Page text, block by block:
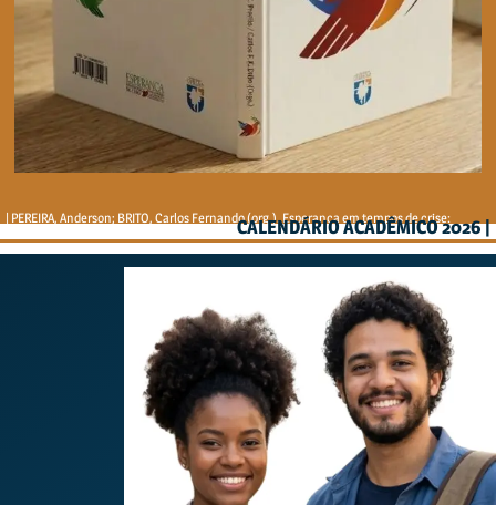
| PEREIRA, Anderson; BRITO, Carlos Fernando (org.). Esperança em tempos de crise:
fundamentos e horizontes [recurso eletrônico]. Teresina: Entre Trópicos, 2026.
CALENDÁRIO ACADÊMICO 2026 |